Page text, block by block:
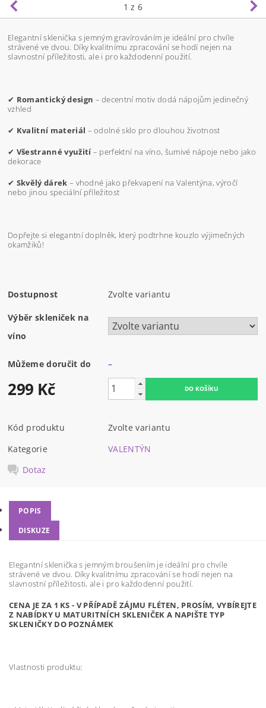
1 z 6
Elegantní sklenička s jemným gravírováním je ideální pro chvíle
strávené ve dvou. Díky kvalitnímu zpracování se hodí nejen na
slavnostní příležitosti, ale i pro každodenní použití.
✔ Romantický design – decentní motiv dodá nápojům jedinečný
vzhled
✔ Kvalitní materiál – odolné sklo pro dlouhou životnost
✔ Všestranné využití– perfektní na víno, šumivé nápoje nebo jako
dekorace
✔ Skvělý dárek – vhodné jako překvapení na Valentýna, výročí
nebo jinou speciální příležitost
Dopřejte si elegantní doplněk, který podtrhne kouzlo výjimečných
okamžiků!
Dostupnost Zvolte variantu
Výběr skleniček na
víno
Můžeme doručit do –
299 Kč
Kód produktu
Zvolte variantu
Kategorie
VALENTÝN
Dotaz
POPIS
DISKUZE
Elegantní sklenička s jemným broušením je ideální pro chvíle
strávené ve dvou. Díky kvalitnímu zpracování se hodí nejen na
slavnostní příležitosti, ale i pro každodenní použití.
CENA JE ZA 1 KS - V PŘÍPADĚ ZÁJMU FLÉTEN, PROSÍM, VYBÍREJTE
Z NABÍDKY U MATURITNÍCH SKLENIČEK A NAPIŠTE TYP
SKLENIČKY DO POZNÁMEK
Vlastnosti produktu: